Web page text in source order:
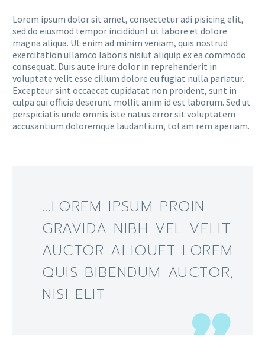
Lorem ipsum dolor sit amet, consectetur adi pisicing elit,
sed do eiusmod tempor incididunt ut labore et dolore
magna aliqua. Ut enim ad minim veniam, quis nostrud
exercitation ullamco laboris nisiut aliquip ex ea commodo
consequat. Duis aute irure dolor in reprehenderit in
voluptate velit esse cillum dolore eu fugiat nulla pariatur.
Excepteur sint occaecat cupidatat non proident, sunt in
culpa qui officia deserunt mollit anim id est laborum. Sed ut
perspiciatis unde omnis iste natus error sit voluptatem
accusantium doloremque laudantium, totam rem aperiam.
…LOREM IPSUM PROIN
GRAVIDA NIBH VEL VELIT
AUCTOR ALIQUET LOREM
QUIS BIBENDUM AUCTOR,
NISI ELIT